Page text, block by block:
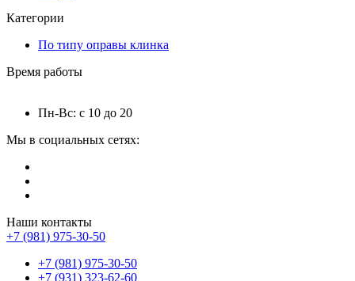
Категории
По типу оправы клинка
Время работы
Пн-Вс: с 10 до 20
Мы в социальных сетях:
Наши контакты
+7 (981) 975-30-50
+7 (981) 975-30-50
+7 (931) 323-62-60